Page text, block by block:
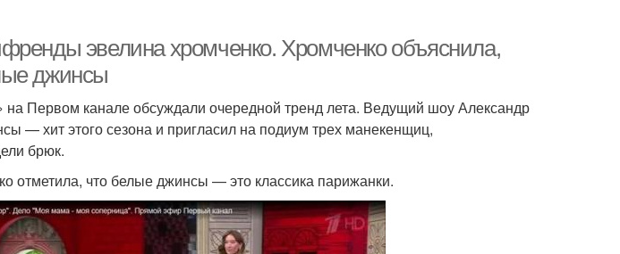
эвелина хромченко. Хромченко объяснила,
джинсы
Первом канале обсуждали очередной тренд лета. Ведущий шоу Александр
— хит этого сезона и пригласил на подиум трех манекенщиц,
брюк.
отметила, что белые джинсы — это классика парижанки.